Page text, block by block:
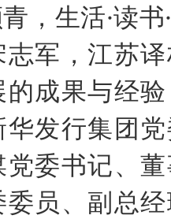
，生活·读
军，江苏
成果与经
发行集团
委书记、
员、副总